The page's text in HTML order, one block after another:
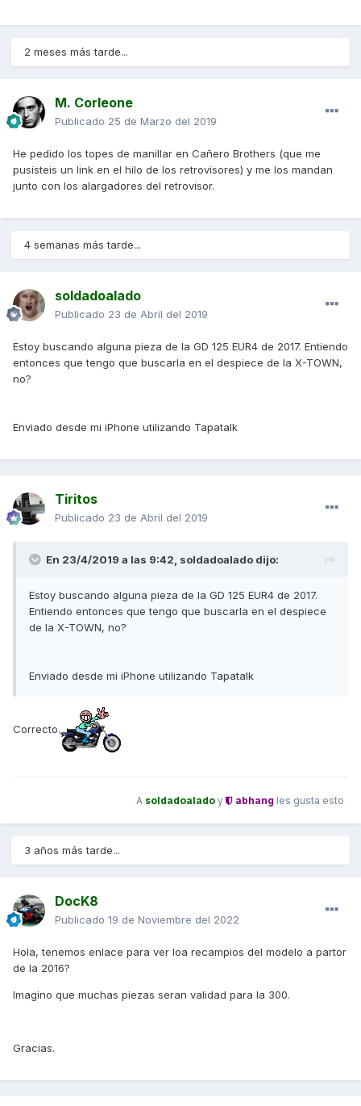
2 meses más tarde...
M. Corleone
Publicado 25 de Marzo del 2019
He pedido los topes de manillar en Cañero Brothers (que me
pusisteis un link en el hilo de los retrovisores) y me los mandan
junto con los alargadores del retrovisor.
4 semanas más tarde...
soldadoalado
Publicado 23 de Abril del 2019
Estoy buscando alguna pieza de la GD 125 EUR4 de 2017. Entiendo
entonces que tengo que buscarla en el despiece de la X-TOWN,
no?
Enviado desde mi iPhone utilizando Tapatalk
Tiritos
Publicado 23 de Abril del 2019
En 23/4/2019 a las 9:42, soldadoalado dijo:
Estoy buscando alguna pieza de la GD 125 EUR4 de 2017.
Entiendo entonces que tengo que buscarla en el despiece
de la X-TOWN, no?
Enviado desde mi iPhone utilizando Tapatalk
Correcto.
A soldadoalado y abhang les gusta esto
3 años más tarde...
DocK8
Publicado 19 de Noviembre del 2022
Hola, tenemos enlace para ver loa recampios del modelo a partor
de la 2016?
Imagino que muchas piezas seran validad para la 300.
Gracias.